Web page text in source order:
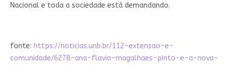
Nacional e toda a sociedade está demandando.
fonte: https://noticias.unb.br/112-extensao-e-
comunidade/6278-ana-flavia-magalhaes-pinto-e-a-nova-